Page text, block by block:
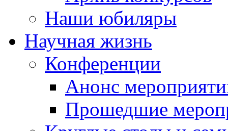
Наши юбиляры
Научная жизнь
Конференции
Анонс
Прошедшие